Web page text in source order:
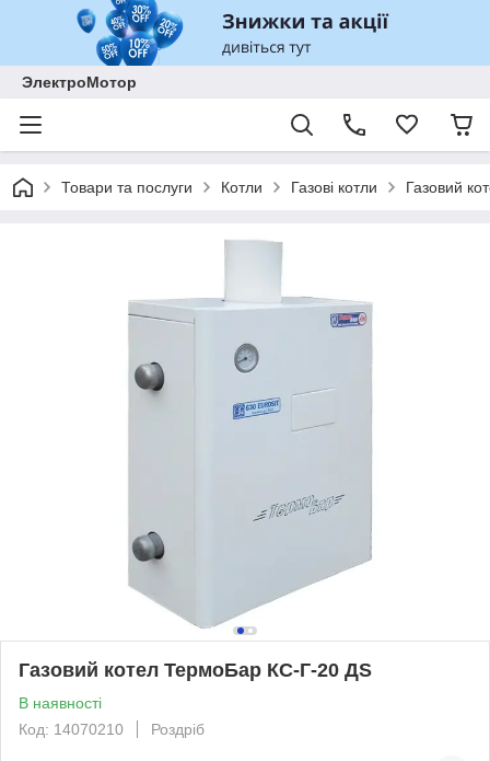
ЭлектроМотор
Товари та послуги Котли Газові котли Газовий
Газовий котел ТермоБар КС-Г-20 ДS
В наявності
Код: 14070210
Роздріб